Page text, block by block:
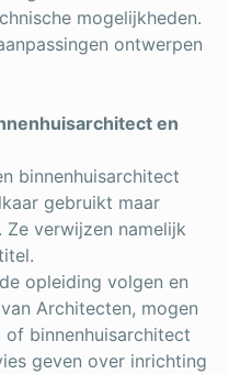
mogelijkheden.
ontwerpen
en
binnenhuisarchitect
gebruikt maar
verwijzen namelijk
opleiding volgen en
Architecten, mogen
binnenhuisarchitect
geven over inrichting